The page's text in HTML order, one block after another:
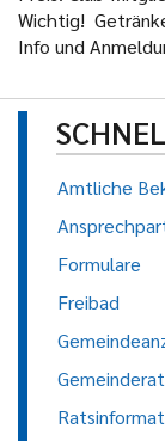
Wichtig!
Info und
Amtliche
Formulare
Freibad
Gemeinderat